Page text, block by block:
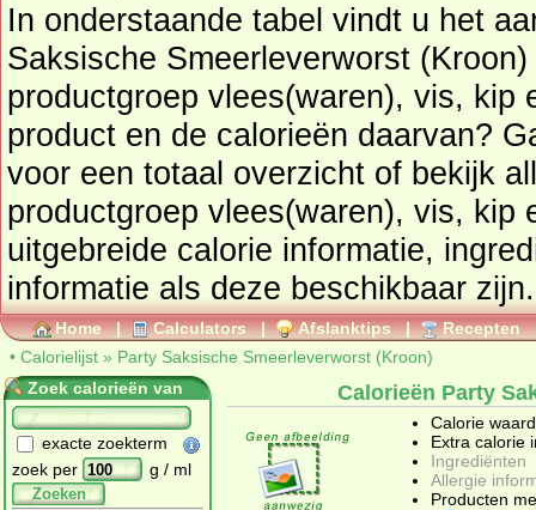
In onderstaande tabel vindt u het
Saksische Smeerleverworst (Kroon)
productgroep vlees(waren), vis, kip
product en de
voor een totaal overzicht of bekijk alle producten uit de
productgroep vlees(waren), vis, kip
uitgebreide calorie informatie,
informatie als deze beschikbaar zijn.
Home | Calculators | Afslanktips | Recepten
• Calorielijst » Party Saksische Smeerleverworst (Kroon)
Zoek calorieën van
exacte zoekterm
zoek per
g / ml
Zoeken
Calorieën Party
Calorie
Extra calorie
Ingrediënten
Allergie
Producten